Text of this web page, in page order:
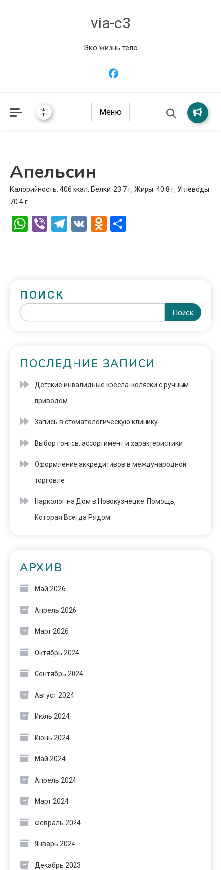
via-c3
Эко жизнь тело
Меню
Апельсин
Калорийность: 406 ккал, Белки: 23.7 г, Жиры: 40.8 г, Углеводы:
70.4 г
WhatsApp
ViberTelegram
VK Odnoklassniki
ПОИСК
Поиск
ПОСЛЕДНИЕ ЗАПИСИ
Детские инвалидные кресла-коляски с ручным
приводом
Запись в стоматологическую клинику
Выбор гонгов: ассортимент и характеристики
Оформление аккредитивов в международной
торговле
Нарколог на Дом в Новокузнецке: Помощь,
Которая Всегда Рядом
АРХИВ
Май 2026
Апрель 2026
Март 2026
Октябрь 2024
Сентябрь 2024
Август 2024
Июль 2024
Июнь 2024
Май 2024
Апрель 2024
Март 2024
Февраль 2024
Январь 2024
Декабрь 2023